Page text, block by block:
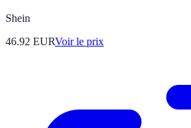
Shein
46.92 EURVoir le prix